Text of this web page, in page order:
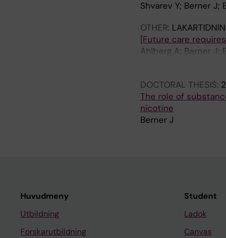
Shvarev Y; Berner J;
OTHER:
[Future care
Ahlberg A; Berner J;
DOCTORAL THESIS:
The role of
nicotine
Berner J
Huvudmeny
Utbildning
Forskarutbildning
Student
Ladok
Canvas